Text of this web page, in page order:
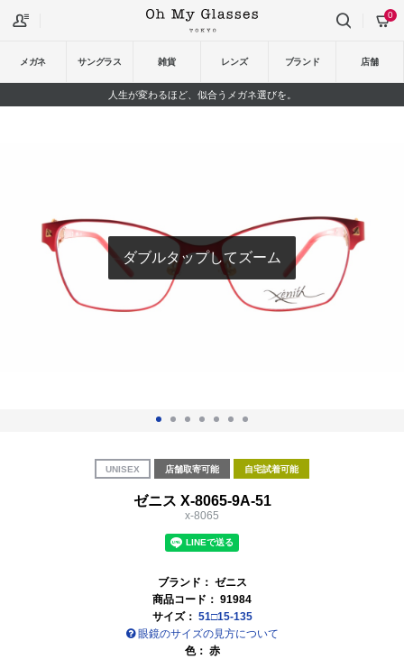
メガネ サングラス 雑貨 レンズ ブランド 店舗
0
人生が変わるほど、似合うメガネ選びを。
ダブルタップしてズーム
UNISEX 店舗取寄可能 自宅試着可能
ゼニス X-8065-9A-51
x-8065
ブランド： ゼニス
商品コード： 91984
サイズ： 51□15-135
眼鏡のサイズの見方について
色： 赤